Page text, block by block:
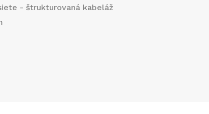
- štrukturovaná kabeláž